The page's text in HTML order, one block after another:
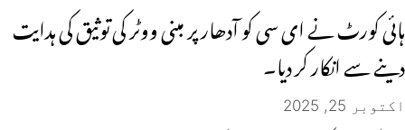
ہائی کورٹ نے ای سی کو آدھار پر مبنی ووٹر کی توثیق کی ہدایت
دینے سے انکار کر دیا۔
اکتوبر 25, 2025